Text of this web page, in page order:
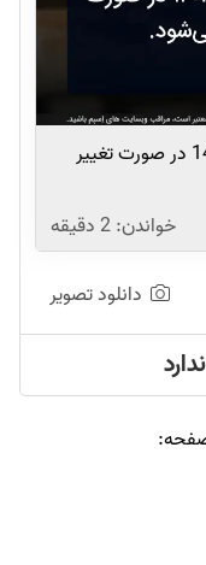
تاریخ آزمون دکتری 1401 در صورت تغییر
خواندن:2 دقیقه
دانلود تصویر